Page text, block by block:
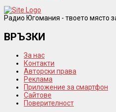
Радио Югомания - твоето място
ВРЪЗКИ
За нас
Контакти
Авторски права
Реклама
Приложение за смартфон
Сайтове
Поверителност